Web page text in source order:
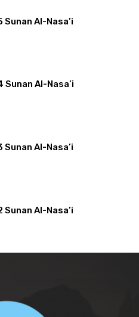
Sunan Al-Nasa’i
Sunan Al-Nasa’i
Sunan Al-Nasa’i
Sunan Al-Nasa’i